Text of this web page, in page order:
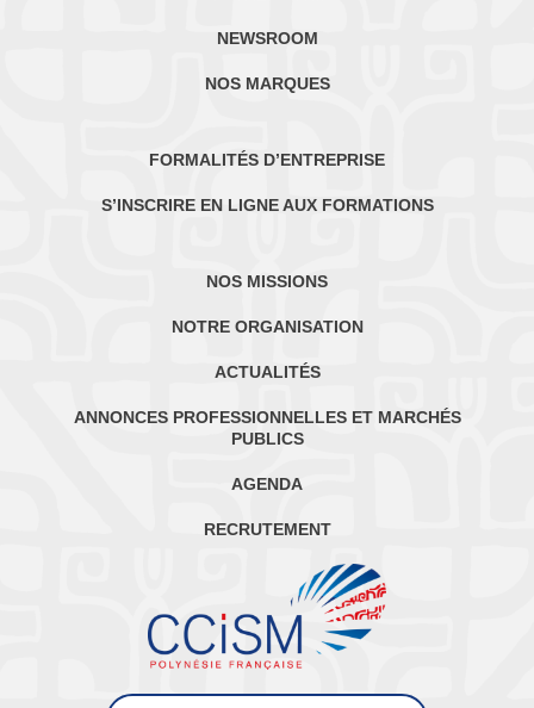
NEWSROOM
NOS MARQUES
FORMALITÉS D’ENTREPRISE
S’INSCRIRE EN LIGNE AUX FORMATIONS
NOS MISSIONS
NOTRE ORGANISATION
ACTUALITÉS
ANNONCES PROFESSIONNELLES ET MARCHÉS
PUBLICS
AGENDA
RECRUTEMENT